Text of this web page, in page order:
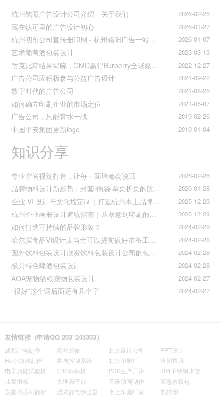
2026-02-25
杭州铭阳广告设计公司介绍—关于我们
2026-01-27
藏在认可里的广告设计初心
2026-01-07
杭州初创公司宣传册印刷 - 杭州铭阳广告一站式解决方案
2023-03-13
艺术葡萄酒包装设计
2022-12-27
耐克比稿结果揭晓，OMD赢得Burberry全球媒介业务（转自广告狂人日报）
2021-09-22
广告公司应积极参与公益广告设计
2021-08-25
数字时代的广告公司
2021-05-07
如何确立印刷企业的市场定位
2019-02-26
广告公司，只能背水一战
2019-01-04
中国平安集团更新logo
知识分享
2026-02-26
专业空间视觉打造，让每一面墙都会说话
2026-01-28
品牌物料设计新趋势：封套·插袋·单页折页的质感升级之道
2025-12-23
企业 VI 设计与文化墙定制｜打造杭州本土品牌专属视觉符号
2025-12-23
杭州企业画册设计避坑指南｜从创意到印刷的全流程把控
2024-02-28
如何打造可持续的品牌形象？
2024-02-28
哈尔滨食品VI设计麦当劳可以提前做好准备工作促进挪动购买
2024-02-28
国外饮料包装设计欣赏饮料包装设计公司的包装设计
2024-02-28
极具特色啤酒包装设计
2024-02-27
AOA宠物猫粮宠物包装设计
2024-02-27
“很好”这个词后面还有几个字
友情链接（申请QQ 2031245303）
成都广告制作 衢州装修 北京设计公司
PPT设计
H5小游戏制作
客房控制系统 北京印刷厂
滚塑模具
电子万能试验机
打印贴标机 PCB生产厂家
304不锈钢水管
儿童滑梯
大理石平台 三维动画制作
应急救援包
安徽挖掘机翻新
湿式静电除尘器 水上乐园厂家 热转印